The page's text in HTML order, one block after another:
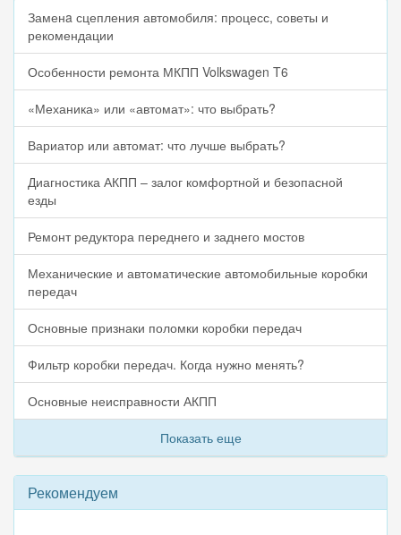
Заменa сцепления автомобиля: процесс, советы и
рекомендации
Особенности ремонта МКПП Volkswagen T6
«Механика» или «автомат»: что выбрать?
Вариатор или автомат: что лучше выбрать?
Диагностика АКПП – залог комфортной и безопасной
езды
Ремонт редуктора переднего и заднего мостов
Механические и автоматические автомобильные коробки
передач
Основные признаки поломки коробки передач
Фильтр коробки передач. Когда нужно менять?
Основные неисправности АКПП
Показать еще
Рекомендуем